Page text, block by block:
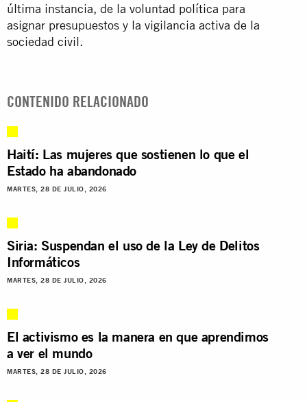
última instancia, de la voluntad política para
asignar presupuestos y la vigilancia activa de la
sociedad civil.
CONTENIDO RELACIONADO
Haití: Las mujeres que sostienen lo que el
Estado ha abandonado
MARTES, 28 DE JULIO, 2026
Siria: Suspendan el uso de la Ley de Delitos
Informáticos
MARTES, 28 DE JULIO, 2026
El activismo es la manera en que aprendimos
a ver el mundo
MARTES, 28 DE JULIO, 2026